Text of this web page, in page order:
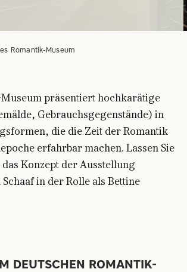
Romantik-Museum
präsentiert hochkarätige
Gebrauchsgegenstände) in
die die Zeit der Romantik
erfahrbar machen. Lassen Sie
Konzept der Ausstellung
in der Rolle als Bettine
DEUTSCHEN ROMANTIK-